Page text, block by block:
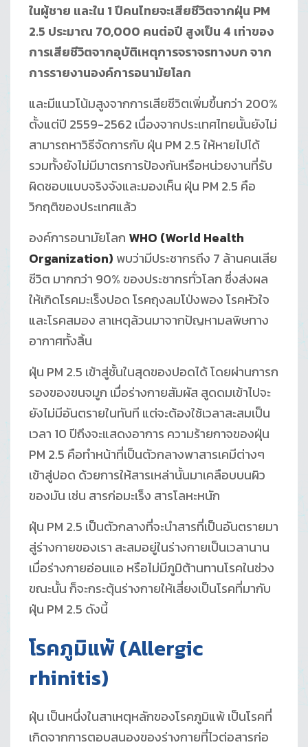
ในผู้ชาย และใน 1ปีคนไทยจะเสียชีวิตจากฝุ่น PM
2.5 ประมาณ 70,000 คนต่อปี สูงเป็น 4 เท่าของ
การเสียชีวิตจากอุบัติเหตุการจราจรทางบก จาก
การรายงานองค์การอนามัยโลก
และมีแนวโน้มสูงจากการเสียชีวิตเพิ่มขึ้นกว่า 200%
ตั้งแต่ปี 2559-2562 เนื่องจากประเทศไทยนั้นยังไม่
สามารถหาวิธีจัดการกับ ฝุ่น PM 2.5 ให้หายไปได้
รวมทั้งยังไม่มีมาตรการป้องกันหรือหน่วยงานที่รับ
ผิดชอบแบบจริงจังและมองเห็น ฝุ่น PM 2.5 คือ
วิกฤติของประเทศแล้ว
องค์การอนามัยโลก WHO (World Health
Organization) พบว่ามีประชากรถึง 7 ล้านคนเสีย
ชีวิต มากกว่า 90% ของประชากรทั่วโลก ซึ่งส่งผล
ให้เกิดโรคมะเร็งปอด โรคถุงลมโป่งพอง โรคหัวใจ
และโรคสมอง สาเหตุล้วนมาจากปัญหามลพิษทาง
อากาศทั้งสิ้น
ฝุ่น PM 2.5 เข้าสู่ชั้นในสุดของปอดได้ โดยผ่านการก
รองของขนจมูก เมื่อร่างกายสัมผัส สูดดมเข้าไปจะ
ยังไม่มีอันตรายในทันที แต่จะต้องใช้เวลาสะสมเป็น
เวลา 10 ปีถึงจะแสดงอาการ ความร้ายกาจของฝุ่น
PM 2.5 คือทำหน้าที่เป็นตัวกลางพาสารเคมีต่างๆ
เข้าสู่ปอด ด้วยการให้สารเหล่านั้นมาเคลือบบนผิว
ของมัน เช่น สารก่อมะเร็ง สารโลหะหนัก
ฝุ่น PM 2.5 เป็นตัวกลางที่จะนำสารที่เป็นอันตรายมา
สู่ร่างกายของเรา สะสมอยู่ในร่างกายเป็นเวลานาน
เมื่อร่างกายอ่อนแอ หรือไม่มีภูมิต้านทานโรคในช่วง
ขณะนั้น ก็จะกระตุ้นร่างกายให้เสี่ยงเป็นโรคที่มากับ
ฝุ่น PM 2.5 ดังนี้
โรคภูมิแพ้(Allergic
rhinitis)
ฝุ่น เป็นหนึ่งในสาเหตุหลักของโรคภูมิแพ้ เป็นโรคที่
เกิดจากการตอบสนองของร่างกายที่ไวต่อสารก่อ